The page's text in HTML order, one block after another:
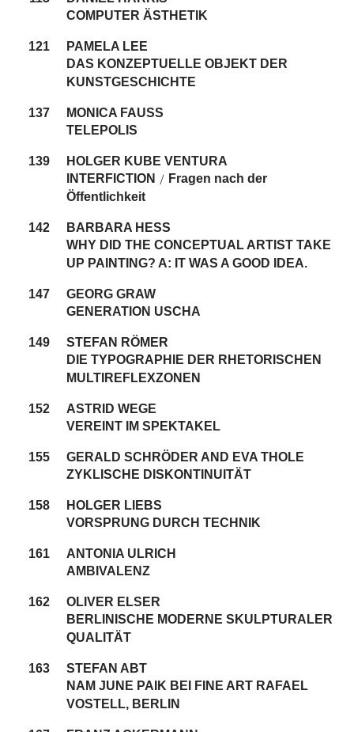
COMPUTER ÄSTHETIK
121
PAMELA LEE
DAS KONZEPTUELLE OBJEKT DER
KUNSTGESCHICHTE
137
MONICA FAUSS
TELEPOLIS
139
HOLGER KUBE VENTURA
INTERFICTION / Fragen nach der
Öffentlichkeit
142
BARBARA HESS
WHY DID THE CONCEPTUAL ARTIST TAKE
UP PAINTING? A: IT WAS A GOOD IDEA.
147
GEORG GRAW
GENERATION USCHA
149
STEFAN RÖMER
DIE TYPOGRAPHIE DER RHETORISCHEN
MULTIREFLEXZONEN
152
ASTRID WEGE
VEREINT IM SPEKTAKEL
155
GERALD SCHRÖDER AND EVA THOLE
ZYKLISCHE DISKONTINUITÄT
158
HOLGER LIEBS
VORSPRUNG DURCH TECHNIK
161
ANTONIA ULRICH
AMBIVALENZ
162
OLIVER ELSER
BERLINISCHE MODERNE SKULPTURALER
QUALITÄT
163
STEFAN ABT
NAM JUNE PAIK BEI FINE ART RAFAEL
VOSTELL, BERLIN